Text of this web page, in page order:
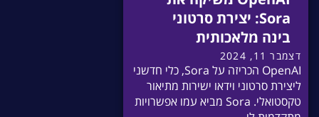
Sora: יצירת סרטוני
בינה מלאכותית
דצמבר 11, 2024
OpenAI הכריזה על Sora, כלי חדשני
ליצירת סרטוני וידאו ישירות מתיאור
טקסטואלי. Sora מביא עמו אפשרויות